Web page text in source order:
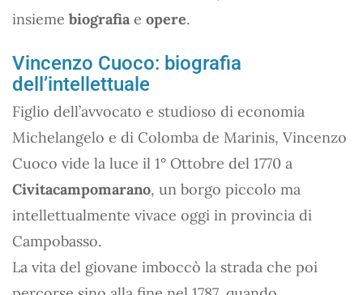
insieme biografia e opere.
Vincenzo Cuoco: biografia
dell’intellettuale
Figlio dell’avvocato e studioso di economia
Michelangelo e di Colomba de Marinis, Vincenzo
Cuoco vide la luce il 1° Ottobre del 1770 a
Civitacampomarano, un borgo piccolo ma
intellettualmente vivace oggi in provincia di
Campobasso.
La vita del giovane imboccò la strada che poi